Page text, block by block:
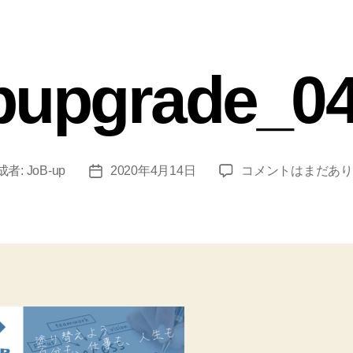
者: JoB-up 2020年4月14日 コメントはまだあ